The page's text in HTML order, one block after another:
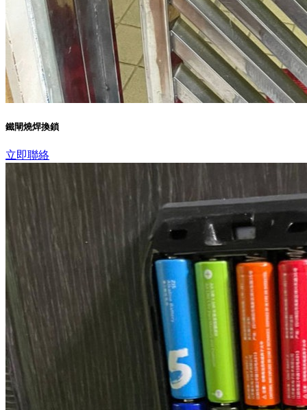
鐵閘燒焊換鎖
立即聯絡